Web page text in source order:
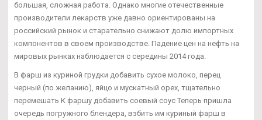
большая, сложная работа. Однако многие отечественные
производители лекарств уже давно ориентированы на
российский рынок и старательно снижают долю импортных
компонентов в своем производстве. Падение цен на нефть на
мировых рынках наблюдается с середины 2014 года.
В фарш из куриной грудки добавить сухое молоко, перец
черный (по желанию), яйцо и мускатный орех, тщательно
перемешать К фаршу добавить соевый соус Теперь пришла
очередь погружного блендера, взбить им куриный фарш в